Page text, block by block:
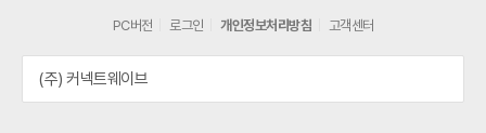
PC버전 로그인 개인정보처리방침 고객센터
(주) 커넥트웨이브